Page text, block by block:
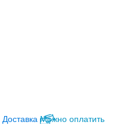
Доставка Можно оплатить